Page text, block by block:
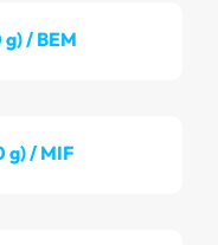
/ BEM
g) / MIF